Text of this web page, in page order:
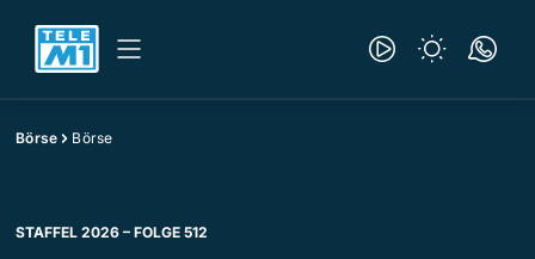
Börse Börse
STAFFEL 2026 – FOLGE 512